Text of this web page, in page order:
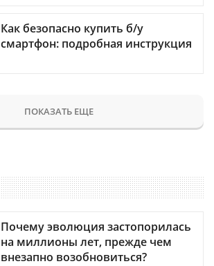
Как безопасно купить б/у
смартфон: подробная инструкция
ПОКАЗАТЬ ЕЩЕ
Почему эволюция застопорилась
на миллионы лет, прежде чем
внезапно возобновиться?